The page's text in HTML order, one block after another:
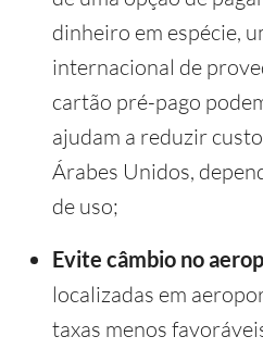
dinheiro em espécie,
internacional de
cartão pré-pago
ajudam a reduzir
Árabes Unidos,
de uso;
Evite câmbio no
localizadas em
taxas menos